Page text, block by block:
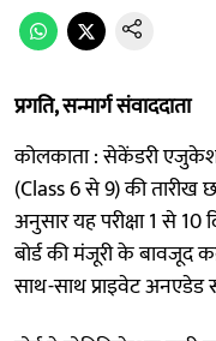
प्रगति, सन्मार्ग संवाददाता
कोलकाता : सेकेंडरी
(Class 6 से 9) की तारीख
अनुसार यह परीक्षा 1 से 10
बोर्ड की मंजूरी के बावजूद
साथ-साथ प्राइवेट